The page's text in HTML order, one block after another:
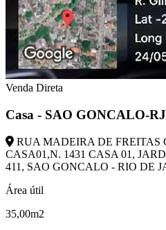
Venda Direta
Casa - SAO GONCALO-RJ
RUA MADEIRA DE FREITAS
CASA01,N. 1431 CASA 01,
411, SAO GONCALO - RIO DE
Área útil
35,00m2